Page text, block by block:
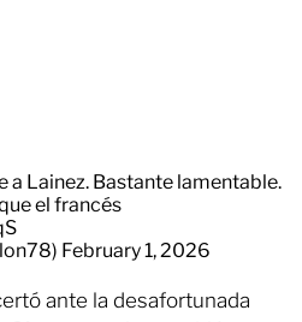
a Lainez. Bastante lamentable.
el francés
February 1, 2026
ante la desafortunada